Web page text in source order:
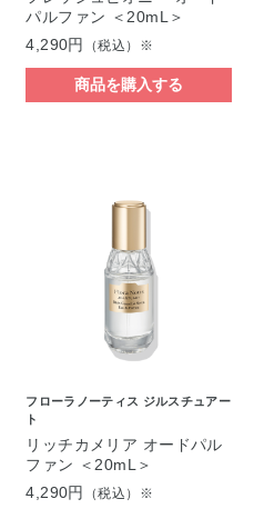
パルファン ＜20mL＞
4,290円
（税込）※
商品を購入する
フローラノーティス ジルスチュアー
ト
リッチカメリア オードパル
ファン ＜20mL＞
4,290円
（税込）※